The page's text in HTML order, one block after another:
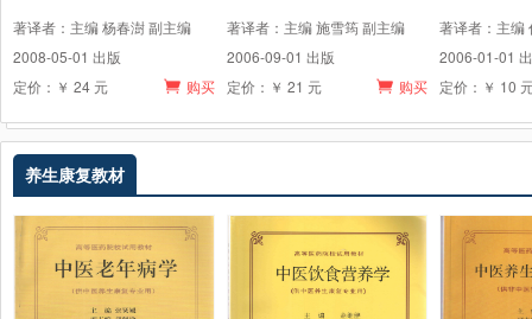
著译者：主编 杨春澍 副主编
2008-05-01 出版
购买
定价：￥ 24 元
著译者：主编 施雪筠 副主编
2006-09-01 出版
购买
定价：￥ 21 元
著译者：主编
2006-01-01
定价：￥ 10
养生康复教材